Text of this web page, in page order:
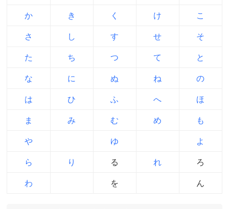
か き く け こ
さ し す せ そ
た ち つ て と
な に ぬ ね の
は ひ ふ へ ほ
ま み む め も
や ゆ よ
ら り る れ ろ
わ を ん